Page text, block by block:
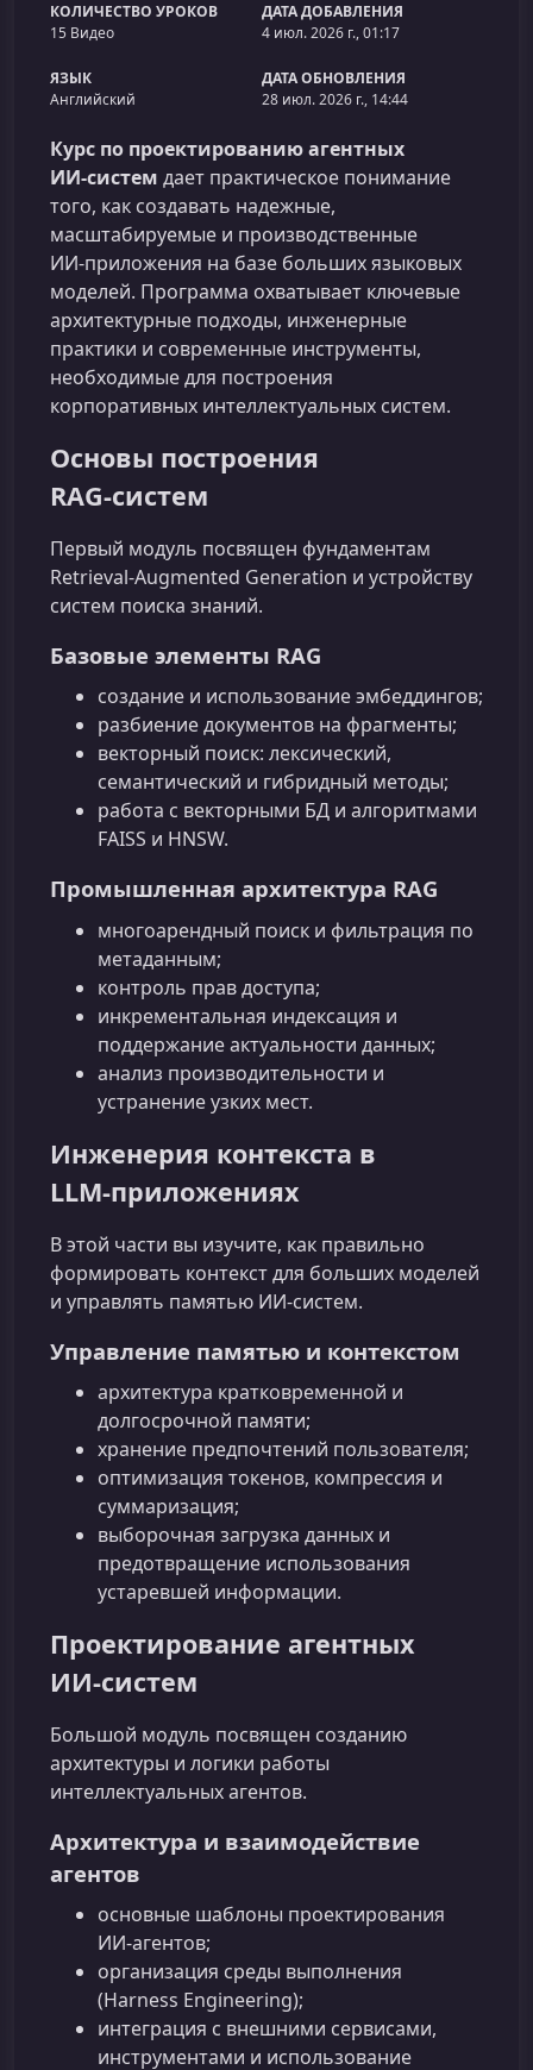
КОЛИЧЕСТВО УРОКОВ
15 Видео
ДАТА ДОБАВЛЕНИЯ
4 июл. 2026 г., 01:17
ЯЗЫК
Английский
ДАТА ОБНОВЛЕНИЯ
28 июл. 2026 г., 14:44
Курс по проектированию агентных
ИИ‑систем дает практическое понимание
того, как создавать надежные,
масштабируемые и производственные
ИИ‑приложения на базе больших языковых
моделей. Программа охватывает ключевые
архитектурные подходы, инженерные
практики и современные инструменты,
необходимые для построения
корпоративных интеллектуальных систем.
Основы построения
RAG‑систем
Первый модуль посвящен фундаментам
Retrieval‑Augmented Generation и устройству
систем поиска знаний.
Базовые элементы RAG
создание и использование эмбеддингов;
разбиение документов на фрагменты;
векторный поиск: лексический,
семантический и гибридный методы;
работа с векторными БД и алгоритмами
FAISS и HNSW.
Промышленная архитектура RAG
многоарендный поиск и фильтрация по
метаданным;
контроль прав доступа;
инкрементальная индексация и
поддержание актуальности данных;
анализ производительности и
устранение узких мест.
Инженерия контекста в
LLM‑приложениях
В этой части вы изучите, как правильно
формировать контекст для больших моделей
и управлять памятью ИИ‑систем.
Управление памятью и контекстом
архитектура кратковременной и
долгосрочной памяти;
хранение предпочтений пользователя;
оптимизация токенов, компрессия и
суммаризация;
выборочная загрузка данных и
предотвращение использования
устаревшей информации.
Проектирование агентных
ИИ‑систем
Большой модуль посвящен созданию
архитектуры и логики работы
интеллектуальных агентов.
Архитектура и взаимодействие
агентов
основные шаблоны проектирования
ИИ‑агентов;
организация среды выполнения
(Harness Engineering);
интеграция с внешними сервисами,
инструментами и использование